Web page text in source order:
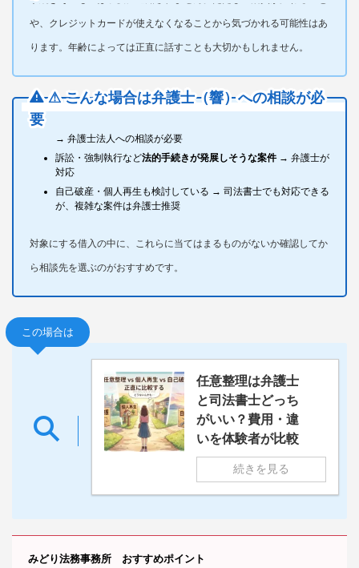
や、クレジットカードが使えなくなることから気づかれる可能性はあ
ります。年齢によっては正直に話すことも大切かもしれません。
⚠ こんな場合は弁護士（響）への相談が必
要
→ 弁護士法人への相談が必要
訴訟・強制執行など法的手続きが発展しそうな案件→ 弁護士が
対応
自己破産・個人再生も検討している → 司法書士でも対応できる
が、複雑な案件は弁護士推奨
対象にする借入の中に、これらに当てはまるものがないか確認してか
ら相談先を選ぶのがおすすめです。
この場合は
任意整理は弁護士
と司法書士どっち
がいい？費用・違
いを体験者が比較
続きを見る
みどり法務事務所 おすすめポイント